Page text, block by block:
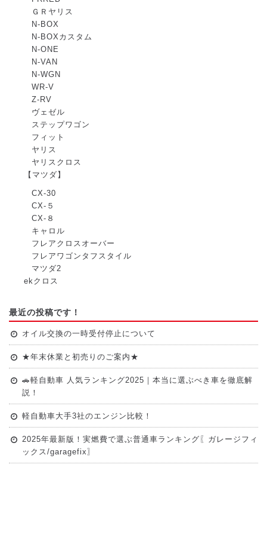
ＧＲヤリス
N-BOX
N-BOXカスタム
N-ONE
N-VAN
N-WGN
WR-V
Z-RV
ヴェゼル
ステップワゴン
フィット
ヤリス
ヤリスクロス
【マツダ】
CX-30
CX-５
CX-８
キャロル
フレアクロスオーバー
フレアワゴンタフスタイル
マツダ2
ekクロス
最近の投稿です！
オイル交換の一時受付停止について
★年末休業と初売りのご案内★
🚗軽自動車 人気ランキング2025｜本当に選ぶべき車を徹底解
説！
軽自動車大手3社のエンジン比較！
2025年最新版！実燃費で選ぶ普通車ランキング〖ガレージフィ
ックス/garagefix〗